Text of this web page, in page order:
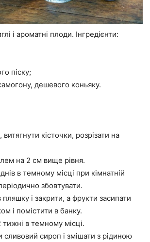
і ароматні плоди. Інгредієнти:
піску;
дешевого коньяку.
кісточки, розрізати на
на 2 см вище рівня.
в темному місці при кімнатній
збовтувати.
пляшку і закрити, а фрукти засипати
і помістити в банку.
в темному місці.
сливовий сироп і змішати з рідиною